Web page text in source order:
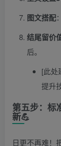
图文搭配
结尾留价
后。
[此处
提升
第五步：标
新💪
日更不再难！